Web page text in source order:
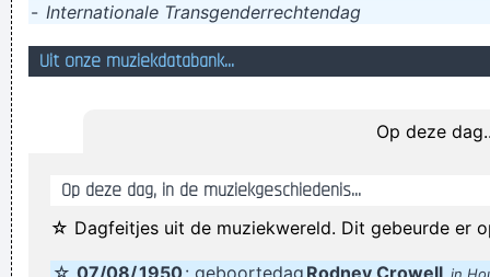
HEY NANCY! GET ME A BEER! NOW!!
Niet alle gif komt met een gele waarschuwingssticker. Soms
huist het in een lichaam van een man met de naam Lambert
de veiligheid ten goede en is handig om boetes te vermijdne.
de smaak bij de disconichten. Maar die durfden daar dan
weer niet luidop mee te lachen
- Internationale Transgenderrechtendag
Uit onze muziekdatabank...
Op deze
Op deze dag, in de muziekgeschiedenis...
☆ Dagfeitjes uit de muziekwereld. Dit gebeurde er
☆ 07/08/1950: geboortedag Rodney Crowell